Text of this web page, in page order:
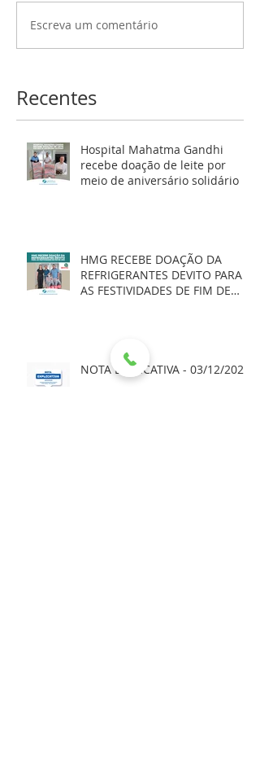
Escreva um comentário
Recentes
Hospital Mahatma Gandhi
recebe doação de leite por
meio de aniversário solidário
HMG RECEBE DOAÇÃO DA
REFRIGERANTES DEVITO PARA
AS FESTIVIDADES DE FIM DE
NOTA EXPLICATIVA - 03/12/2025